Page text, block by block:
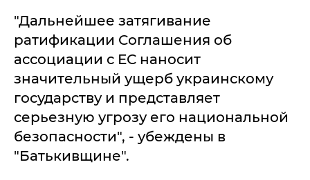
"Дальнейшее затягивание
ратификации Соглашения об
ассоциации с ЕС наносит
значительный ущерб украинскому
государству и представляет
серьезную угрозу его национальной
безопасности", - убеждены в
"Батькивщине".